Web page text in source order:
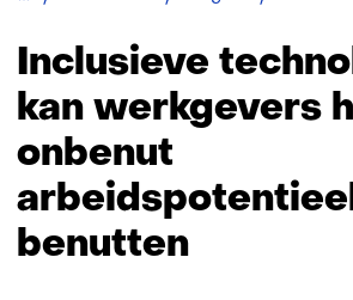
kan
onbenut
benutten
Inclusieve
kan werkgevers
onbenut
benutten